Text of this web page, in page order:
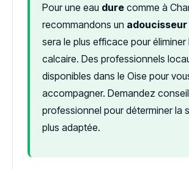
Pour une eau dure comme à
recommandons un adoucisseur
sera le plus efficace pour éliminer
calcaire. Des professionnels
disponibles dans le Oise pour
accompagner. Demandez
professionnel pour déterminer la
plus adaptée.